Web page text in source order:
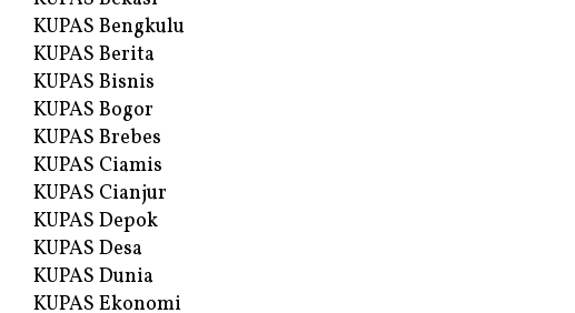
KUPAS Bengkulu
KUPAS Berita
KUPAS Bisnis
KUPAS Bogor
KUPAS Brebes
KUPAS Ciamis
KUPAS Cianjur
KUPAS Depok
KUPAS Desa
KUPAS Dunia
KUPAS Ekonomi